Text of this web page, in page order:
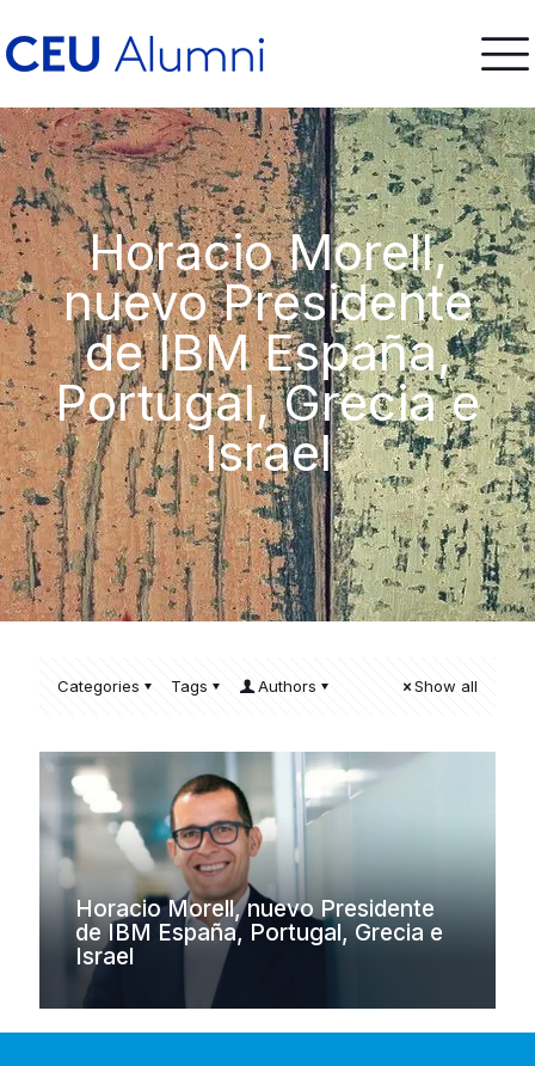
Horacio Morell,
nuevo Presidente
de IBM España,
Portugal, Grecia e
Israel
Categories Tags Authors Show all
Horacio Morell, nuevo Presidente
de IBM España, Portugal, Grecia e
Israel